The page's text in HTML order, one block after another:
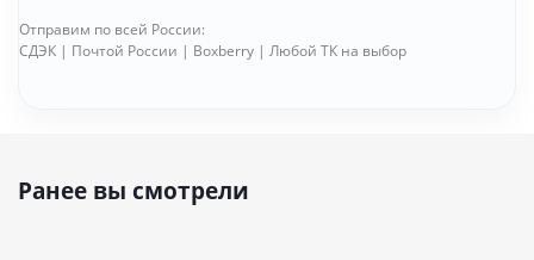
Отправим по всей России:
СДЭК | Почтой России | Boxberry | Любой ТК на выбор
Ранее вы смотрели